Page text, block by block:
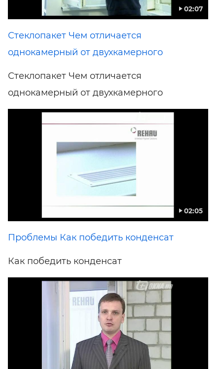
02:07
Стеклопакет Чем отличается
однокамерный от двухкамерного
Стеклопакет Чем отличается
однокамерный от двухкамерного
02:05
Проблемы Как победить конденсат
Как победить конденсат